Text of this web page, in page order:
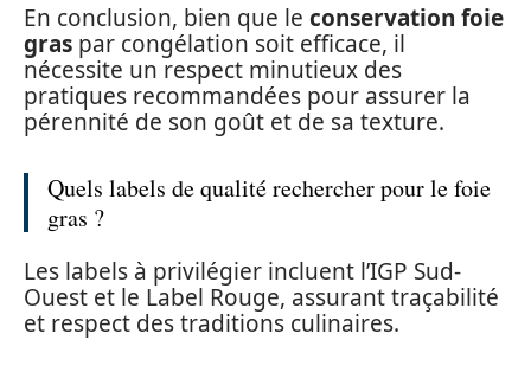
En conclusion, bien que le conservation foie
gras par congélation soit efficace, il
nécessite un respect minutieux des
pratiques recommandées pour assurer la
pérennité de son goût et de sa texture.
Quels labels de qualité rechercher pour le foie
gras ?
Les labels à privilégier incluent l’IGP Sud-
Ouest et le Label Rouge, assurant traçabilité
et respect des traditions culinaires.